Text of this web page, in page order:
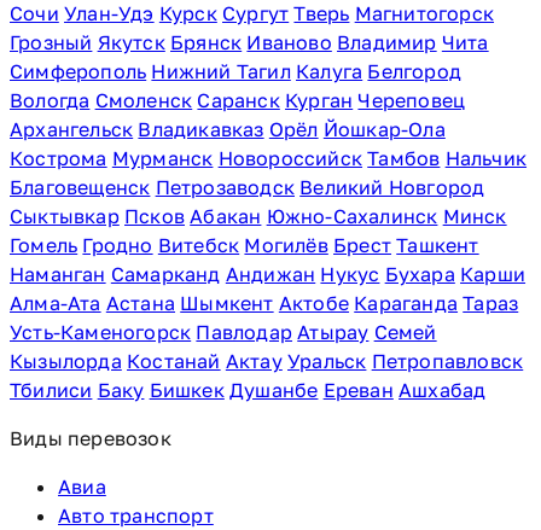
Сочи Улан-Удэ Курск Сургут Тверь Магнитогорск
Грозный Якутск Брянск Иваново Владимир Чита
Симферополь Нижний Тагил Калуга Белгород
Вологда Смоленск Саранск Курган Череповец
Архангельск Владикавказ Орёл Йошкар-Ола
Кострома Мурманск Новороссийск Тамбов Нальчик
Благовещенск Петрозаводск Великий Новгород
Сыктывкар Псков Абакан Южно-Сахалинск Минск
Гомель Гродно Витебск Могилёв Брест Ташкент
Наманган Самарканд Андижан Нукус Бухара Карши
Алма-Ата Астана Шымкент Актобе Караганда Тараз
Усть-Каменогорск Павлодар Атырау Семей
Кызылорда Костанай Актау Уральск Петропавловск
Тбилиси Баку Бишкек Душанбе Ереван Ашхабад
Виды перевозок
Авиа
Авто транспорт